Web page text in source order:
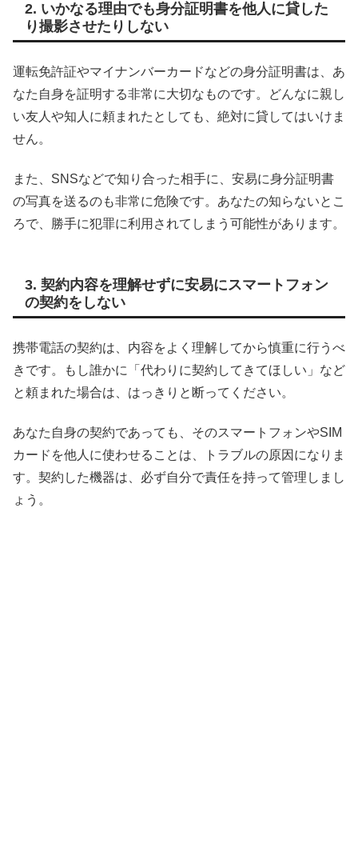
2. いかなる理由でも身分証明書を他人に貸した
り撮影させたりしない
運転免許証やマイナンバーカードなどの身分証明書は、あ
なた自身を証明する非常に大切なものです。どんなに親し
い友人や知人に頼まれたとしても、絶対に貸してはいけま
せん。
また、SNSなどで知り合った相手に、安易に身分証明書
の写真を送るのも非常に危険です。あなたの知らないとこ
ろで、勝手に犯罪に利用されてしまう可能性があります。
3. 契約内容を理解せずに安易にスマートフォン
の契約をしない
携帯電話の契約は、内容をよく理解してから慎重に行うべ
きです。もし誰かに「代わりに契約してきてほしい」など
と頼まれた場合は、はっきりと断ってください。
あなた自身の契約であっても、そのスマートフォンやSIM
カードを他人に使わせることは、トラブルの原因になりま
す。契約した機器は、必ず自分で責任を持って管理しまし
ょう。